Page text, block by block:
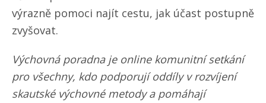
výrazně pomoci najít cestu, jak účast postupně
zvyšovat.
Výchovná poradna je online komunitní setkání
pro všechny, kdo podporují oddíly v rozvíjení
skautské výchovné metody a pomáhají